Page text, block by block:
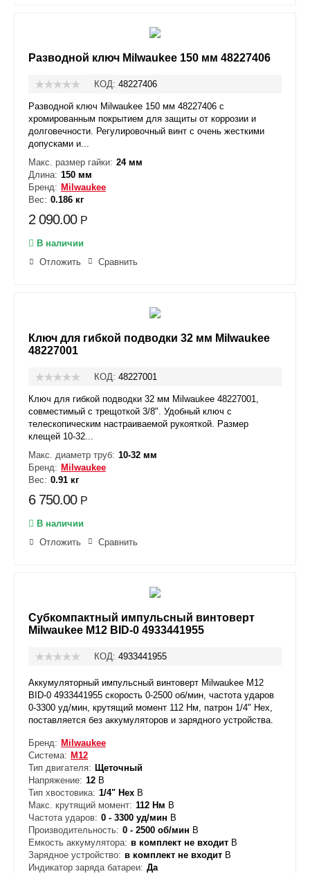
Разводной ключ Milwaukee 150 мм 48227406
КОД: 48227406
Разводной ключ Milwaukee 150 мм 48227406 с
хромированным покрытием для защиты от коррозии и
долговечности. Регулировочный винт с очень жесткими
допусками и...
Макс. размер гайки: 24 мм
Длина: 150 мм
Бренд: Milwaukee
Вес: 0.186 кг
2 090.00 Р
В наличии
Отложить
Сравнить
Ключ для гибкой подводки 32 мм Milwaukee
48227001
КОД: 48227001
Ключ для гибкой подводки 32 мм Milwaukee 48227001,
совместимый с трещоткой 3/8". Удобный ключ с
телескопическим настраиваемой рукояткой. Размер
клещей 10-32...
Макс. диаметр труб: 10-32 мм
Бренд: Milwaukee
Вес: 0.91 кг
6 750.00 Р
В наличии
Отложить
Сравнить
Субкомпактный импульсный винтоверт
Milwaukee M12 BID-0 4933441955
КОД: 4933441955
Аккумуляторный импульсный винтоверт Milwaukee M12
BID-0 4933441955 скорость 0-2500 об/мин, частота ударов
0-3300 уд/мин, крутящий момент 112 Нм, патрон 1/4" Нех,
поставляется без аккумуляторов и зарядного устройства.
Бренд: Milwaukee
Система: М12
Тип двигателя: Щеточный
Напряжение: 12 В
Тип хвостовика: 1/4" Нех В
Макс. крутящий момент: 112 Нм В
Частота ударов: 0 - 3300 уд/мин В
Производительность: 0 - 2500 об/мин В
Емкость аккумулятора: в комплект не входит В
Зарядное устройство: в комплект не входит В
Индикатор заряда батареи: Да